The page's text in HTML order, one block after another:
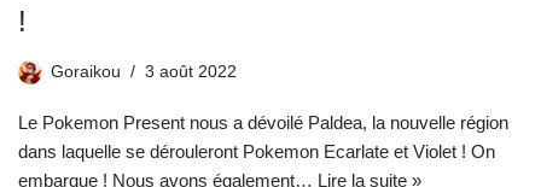
!
Goraikou 3 août 2022
Le Pokemon Present nous a dévoilé Paldea, la nouvelle région
dans laquelle se dérouleront Pokemon Ecarlate et Violet ! On
embarque ! Nous avons également… Lire la suite »